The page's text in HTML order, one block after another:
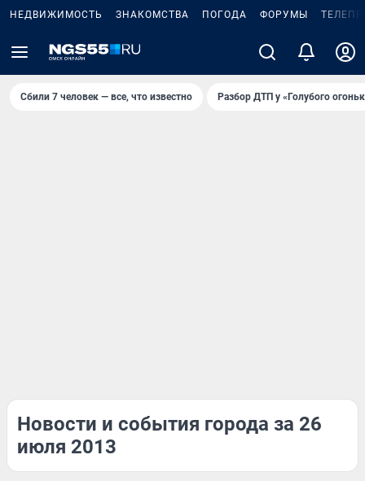
НЕДВИЖИМОСТЬ ЗНАКОМСТВА ПОГОДА ФОРУМЫ
Сбили 7 человек — все, что известно Разбор ДТП у «Голубого
Новости и события города за 26
июля 2013